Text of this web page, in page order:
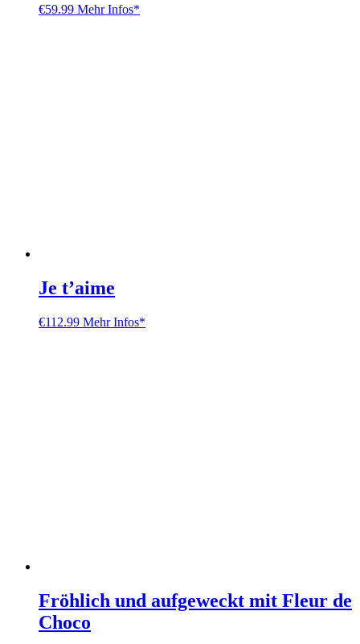
€59.99 Mehr Infos*
Je t’aime
€112.99 Mehr Infos*
Fröhlich und aufgeweckt mit Fleur de
Choco